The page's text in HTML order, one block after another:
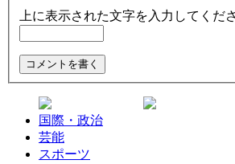
上に表示された文字を入力してくだ
国際・政治
芸能
スポーツ